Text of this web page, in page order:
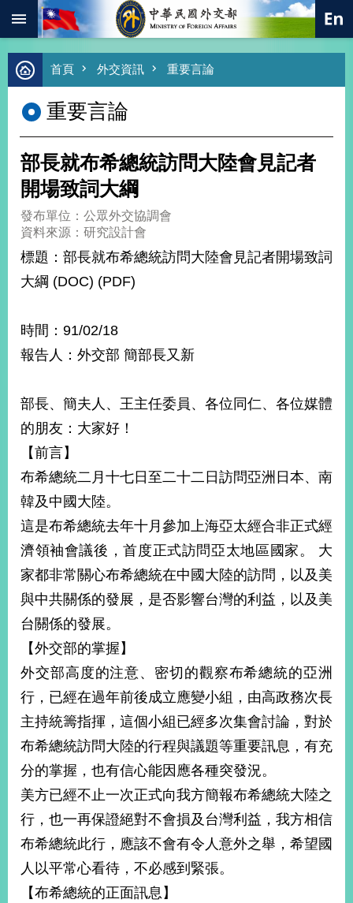
跳到主要內容區塊
進
階
尋
熱
總
合
外
交
外
交
經
不
落
國
海
和
平
護
照
回
首
頁
網
站
導
覽
關
於
本
部
新
聞
中
心
外
交
資
訊
首頁 外交資訊 重要言論
重要言論
部長就布希總統訪問大陸會見記者
開場致詞大綱
發布單位：公眾外交協調會
資料來源：研究設計會
標題：部長就布希總統訪問大陸會見記者開場致詞
大綱 (DOC) (PDF)
時間：91/02/18
報告人：外交部 簡部長又新
部長、簡夫人、王主任委員、各位同仁、各位媒體
的朋友：大家好！
【前言】
布希總統二月十七日至二十二日訪問亞洲日本、南
韓及中國大陸。
這是布希總統去年十月參加上海亞太經合非正式經
濟領袖會議後，首度正式訪問亞太地區國家。 大
家都非常關心布希總統在中國大陸的訪問，以及美
與中共關係的發展，是否影響台灣的利益，以及美
台關係的發展。
【外交部的掌握】
外交部高度的注意、密切的觀察布希總統的亞洲
行，已經在過年前後成立應變小組，由高政務次長
主持統籌指揮，這個小組已經多次集會討論，對於
布希總統訪問大陸的行程與議題等重要訊息，有充
分的掌握，也有信心能因應各種突發況。
美方已經不止一次正式向我方簡報布希總統大陸之
行，也一再保證絕對不會損及台灣利益，我方相信
布希總統此行，應該不會有令人意外之舉，希望國
人以平常心看待，不必感到緊張。
【布希總統的正面訊息】